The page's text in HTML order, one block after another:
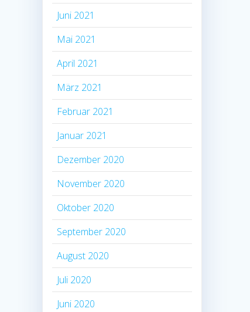
Juni 2021
Mai 2021
April 2021
März 2021
Februar 2021
Januar 2021
Dezember 2020
November 2020
Oktober 2020
September 2020
August 2020
Juli 2020
Juni 2020